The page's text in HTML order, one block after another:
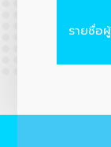
รายชื่อ